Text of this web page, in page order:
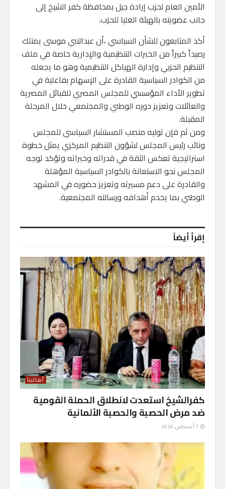
الأمين العام لحزب إرادة جيل بمحافظة كفر الشيخ إلى
جانب عضويته بالهيئة العليا للحزب.
أكد المتابعون للشأن السياسي ،أن عبدالنبي موسى يمتلك
رصيداً كبيراً من الخبرات التنظيمية والإدارية خاصة في ملف
التنظيم الحزبي وإدارة الهياكل التنظيمية وهو ما يجعله
من الكوادر السياسية القادرة على الإسهام بفاعلية في
تطوير الأداء المؤسسي للمجلس المصري للقبائل المصرية
والعائلات وتعزيز دوره الوطني والمجتمعي خلال المرحلة
المقبلة.
ومن ثم فإن توليه منصب المستشار السياسي للمجلس
ونائب رئيس المجلس لشؤون التنظيم المركزي يمثل خطوة
استراتيجية تعكس الثقة في قدراته وخبراته وتؤكد توجه
المجلس نحو الاستعانة بالكوادر السياسية المؤهلة
والقادرة على دعم مسيرته وتعزيز حضوره في المشهد
الوطني بما يخدم أهدافه ورسالته المجتمعية.
إقرأ أيضاً
أهالينا
كفرالشيخ استعدت لانطلاق الحملة القومية
ضد مرض الحصبة والحصبة الألمانية